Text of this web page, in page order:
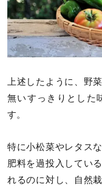
上述したように、野
無いすっきりとした
す。
特に小松菜やレタス
肥料を過投入してい
れるのに対し、自然